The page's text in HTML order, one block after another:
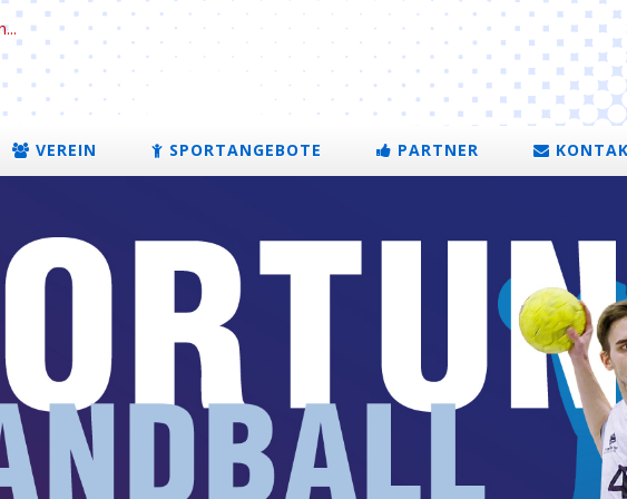
VEREIN SPORTANGEBOTE PARTNER